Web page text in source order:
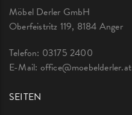
Möbel Derler GmbH
Oberfeistritz 119, 8184 Anger
Telefon: 03175 2400
E-Mail: office@moebelderler.at
SEITEN